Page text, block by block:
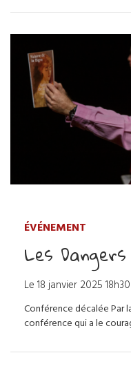
ÉVÉNEMENT
Les
Le 18 janvier 2025 18h30
Conférence décalée Par
conférence qui a le